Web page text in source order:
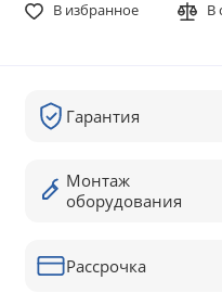
В избранное В
Гарантия
Монтаж
оборудования
Рассрочка